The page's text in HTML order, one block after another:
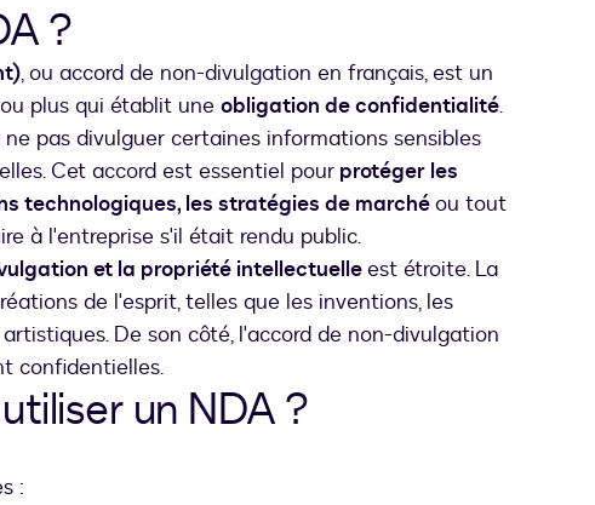
?
, ou accord de non-divulgation en français, est un
plus qui établit une obligation de confidentialité.
pas divulguer certaines informations sensibles
Cet accord est essentiel pour protéger les
technologiques, les stratégies de marchéou tout
à l'entreprise s'il était rendu public.
et la propriété intellectuelleest étroite. La
de l'esprit, telles que les inventions, les
De son côté, l'accord de non-divulgation
confidentielles.
un NDA ?
: